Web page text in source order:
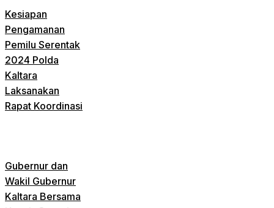
Kesiapan
Pengamanan
Pemilu Serentak
2024 Polda
Kaltara
Laksanakan
Rapat Koordinasi
Gubernur dan
Wakil Gubernur
Kaltara Bersama